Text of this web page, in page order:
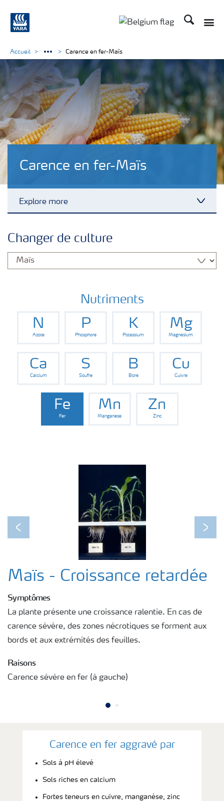
Recherche
Carence en fer-Maïs
Explore more
Engrais
Outils et services
Cultivez l'avenir
Yara Newsletters
Accueil Carence en fer-Maïs
Changer de culture
Nutriments
N
Azote
P
Phosphore
K
Potassium
Mg
Magnésium
Ca
Calcium
S
Soufre
B
Bore
Cu
Cuivre
Fe
Fer
Mn
Manganèse
Zn
Zinc
Previous Next
Maïs - Croissance retardée
Symptômes
La plante présente une croissance ralentie. En cas de
carence sévère, des zones nécrotiques se forment aux
bords et aux extrémités des feuilles.
Raisons
Carence sévère en fer (à gauche)
Carence en fer aggravé par
Sols à pH élevé
Sols riches en calcium
Fortes teneurs en cuivre, manganèse, zinc